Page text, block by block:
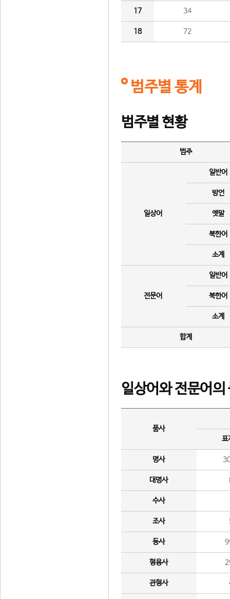
17 34
18 72
범주별 통계
범주별 현황
범주
일상어
일반어
방언
옛말
북한어
소계
전문어
일반어
북한어
소계
합계
일상어와 전문어의
품사
표
명사
대명사
수사
조사
동사
형용사
관형사